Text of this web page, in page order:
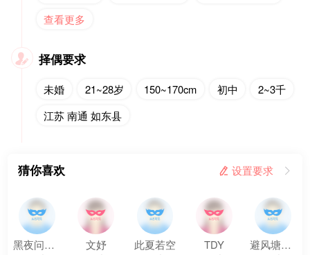
查看更多
 择偶要求
未婚 21~28岁 150~170cm 初中
2~3千
江苏 南通 如东县
猜你喜欢  设置要求 
黑夜问白天
文妤
此夏若空
TDY
避风塘炒蟹